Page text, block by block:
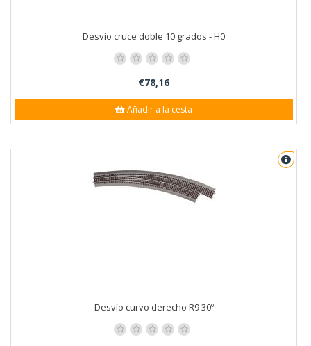
Desvío cruce doble 10 grados - H0
€78,16
Añadir a la cesta
Desvío curvo derecho R9 30º